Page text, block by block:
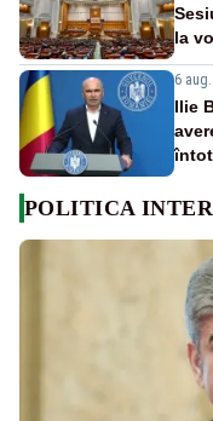
la
6
Ilie
POLITICA